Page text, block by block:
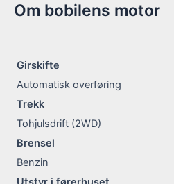
Om bobilens motor
Girskifte
Automatisk overføring
Trekk
Tohjulsdrift (2WD)
Brensel
Benzin